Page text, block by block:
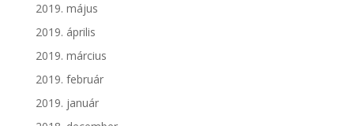
2019. május
2019. április
2019. március
2019. február
2019. január